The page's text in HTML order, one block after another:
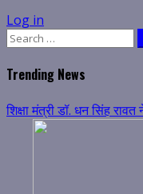
Log in
Search
Trending News
शिक्षा मंत्री डॉ. धन सिंह